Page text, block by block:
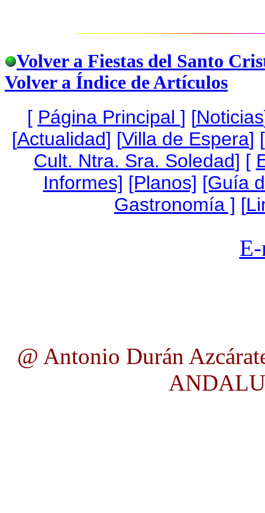
Volver a Fiestas del Santo
Volver a Índice de Artículos
[ Página Principal ] [Noticias
[Actualidad] [Villa de Espera] [
Cult. Ntra. Sra. Soledad] [
Informes] [Planos] [Guía
Gastronomía ] [
@ Antonio Durán